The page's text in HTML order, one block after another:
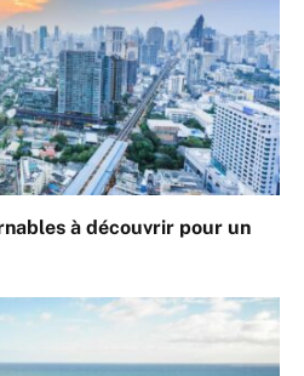
à découvrir pour un